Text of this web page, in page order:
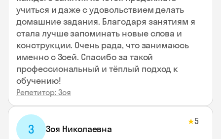
учиться и даже с удовольствием делать
домашние задания. Благодаря занятиям я
стала лучше запоминать новые слова и
конструкции. Очень рада, что занимаюсь
именно с Зоей. Спасибо за такой
профессиональный и тёплый подход к
обучению!
Репетитор: Зоя
З Зоя Николаевна
★5